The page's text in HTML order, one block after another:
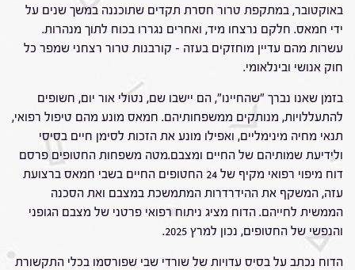
באוקטובר, במתקפת טרור חסרת תקדים שתוכננה במשך שנים על
ידי חמאס. חלקם נרצחו מיד, ואחרים נגררו בכוח לתוך מנהרות.
עשרות מהם עדיין מוחזקים בעזה – קורבנות טרור רצחני שמפר כל
חוק אנושי ובינלאומי.
בזמן שאנו נברך "שהחיינו", הם יישבו שם, נטולי אור יום, חשופים
להתעללויות, מנותקים ממשפחותיהם. חמאס מונע מהם טיפול רפואי,
תנאי מחיה מינימליים, ואפילו מונע את הזכות לסימן חיים בסיסי
ולידיעת שמותיהם של החיים ומצבם.מטה משפחות החטופים פרסם
דוח מיפוי רפואי מקיף של 24 החטופים החיים בשבי חמאס ברצועת
עזה, המשקף את ההידרדרות המתמשכת במצבם ואת הסכנה
הממשית לחייהם. הדוח מציג ניתוח רפואי פרטני של מצבם הגופני
והנפשי של החטופים, נכון למרץ 2025.
הדוח נכתב על בסיס עדויות של שורדי שבי שפורסמו בכלי התקשורת